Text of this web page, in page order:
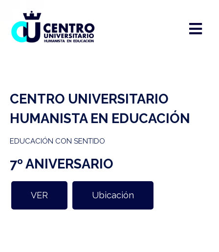
CENTRO UNIVERSITARIO
HUMANISTA EN EDUCACIÓN
EDUCACIÓN CON SENTIDO
7º ANIVERSARIO
VER Ubicación